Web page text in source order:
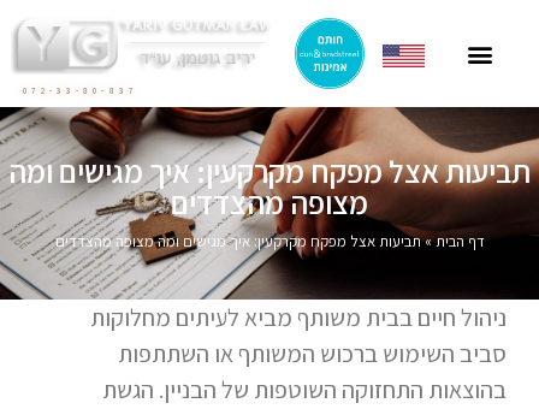
072-33-80-837
תביעות אצל מפקח מקרקעין: איך מגישים ומה
מצופה מהצדדים
דף הבית»תביעות אצל מפקח מקרקעין: איך מגישים ומה מצופה מהצדדים
ניהול חיים בבית משותף מביא לעיתים מחלוקות
סביב השימוש ברכוש המשותף או השתתפות
בהוצאות התחזוקה השוטפות של הבניין. הגשת